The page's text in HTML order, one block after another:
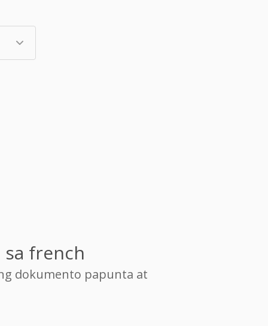
french
dokumento papunta at